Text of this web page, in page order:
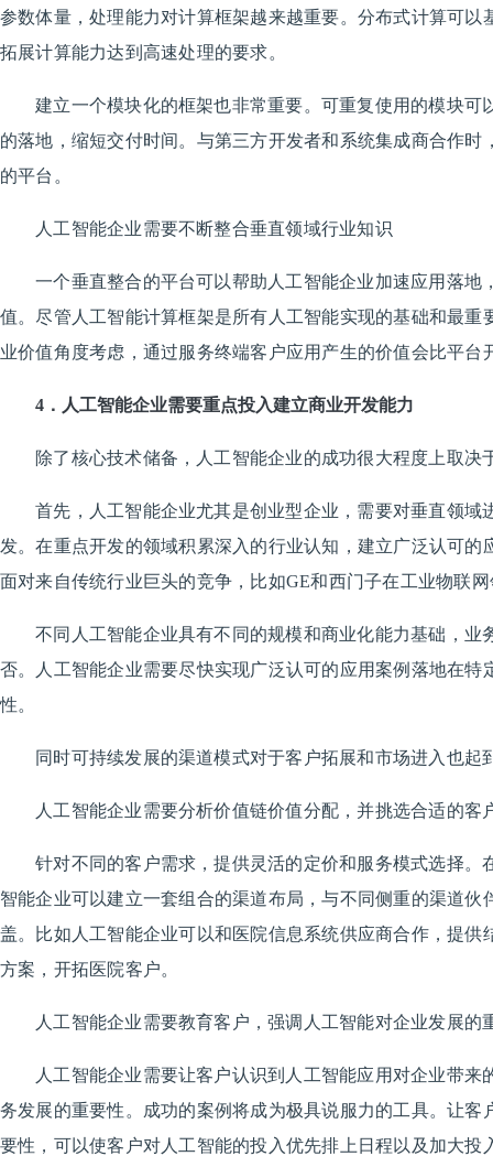
参数体量，处理能力对计算框架越来越重要。分布式计算可以
拓展计算能力达到高速处理的要求。
建立一个模块化的框架也非常重要。可重复使用的模块可
的落地，缩短交付时间。与第三方开发者和系统集成商合作时
的平台。
人工智能企业需要不断整合垂直领域行业知识
一个垂直整合的平台可以帮助人工智能企业加速应用落地
值。尽管人工智能计算框架是所有人工智能实现的基础和最重
业价值角度考虑，通过服务终端客户应用产生的价值会比平台
4．人工智能企业需要重点投入建立商业开发能力
除了核心技术储备，人工智能企业的成功很大程度上取决
首先，人工智能企业尤其是创业型企业，需要对垂直领域
发。在重点开发的领域积累深入的行业认知，建立广泛认可的
面对来自传统行业巨头的竞争，比如GE和西门子在工业物联
不同人工智能企业具有不同的规模和商业化能力基础，业
否。人工智能企业需要尽快实现广泛认可的应用案例落地在特
性。
同时可持续发展的渠道模式对于客户拓展和市场进入也起
人工智能企业需要分析价值链价值分配，并挑选合适的客
针对不同的客户需求，提供灵活的定价和服务模式选择。
智能企业可以建立一套组合的渠道布局，与不同侧重的渠道伙
盖。比如人工智能企业可以和医院信息系统供应商合作，提供
方案，开拓医院客户。
人工智能企业需要教育客户，强调人工智能对企业发展的
人工智能企业需要让客户认识到人工智能应用对企业带来
务发展的重要性。成功的案例将成为极具说服力的工具。让客
要性，可以使客户对人工智能的投入优先排上日程以及加大投